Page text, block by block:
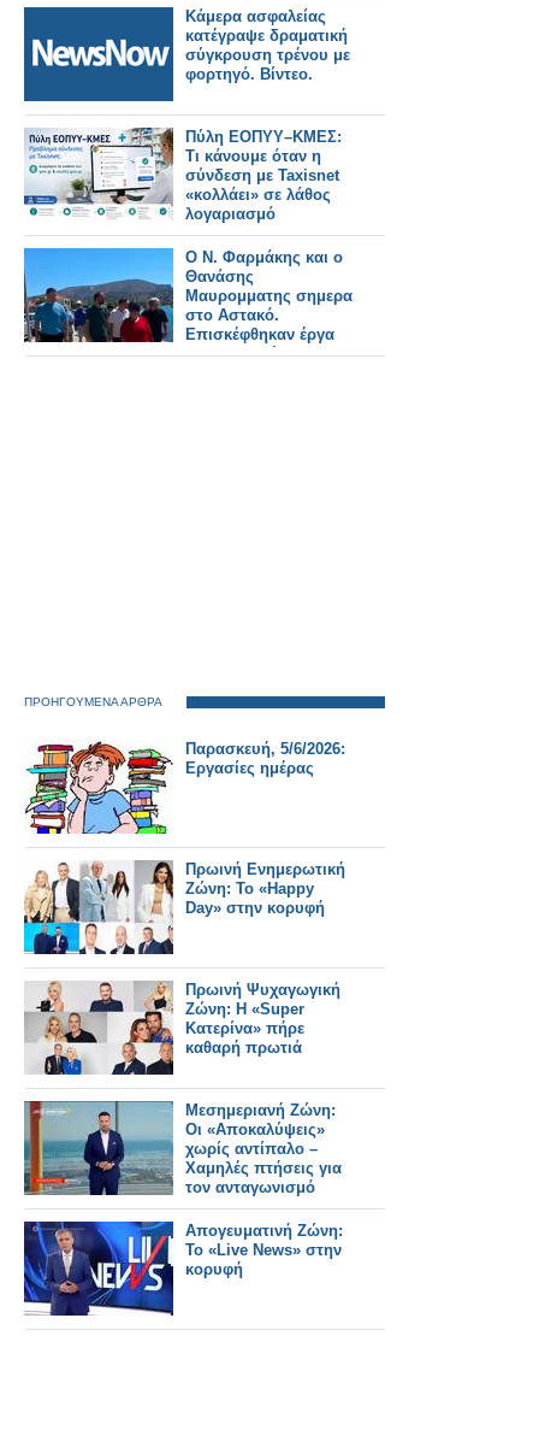
Κάμερα ασφαλείας
κατέγραψε δραματική
σύγκρουση τρένου με
φορτηγό. Βίντεο.
Πύλη ΕΟΠΥΥ–ΚΜΕΣ:
Τι κάνουμε όταν η
σύνδεση με Taxisnet
«κολλάει» σε λάθος
λογαριασμό
Ο Ν. Φαρμάκης και ο
Θανάσης
Μαυρομματης σημερα
στο Αστακό.
Επισκέφθηκαν έργα
που εκτελούνται στην
ΠΡΟΗΓΟΥΜΕΝΑ ΑΡΘΡΑ
Παρασκευή, 5/6/2026:
Εργασίες ημέρας
Πρωινή Ενημερωτική
Ζώνη: Το «Happy
Day» στην κορυφή
Πρωινή Ψυχαγωγική
Ζώνη: Η «Super
Κατερίνα» πήρε
καθαρή πρωτιά
Μεσημεριανή Ζώνη:
Οι «Αποκαλύψεις»
χωρίς αντίπαλο –
Χαμηλές πτήσεις για
τον ανταγωνισμό
Απογευματινή Ζώνη:
Το «Live News» στην
κορυφή